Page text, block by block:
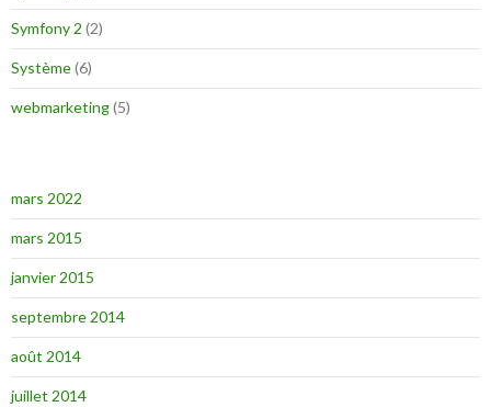
Symfony 2 (2)
Système(6)
webmarketing(5)
mars 2022
mars 2015
janvier 2015
septembre 2014
août 2014
juillet 2014